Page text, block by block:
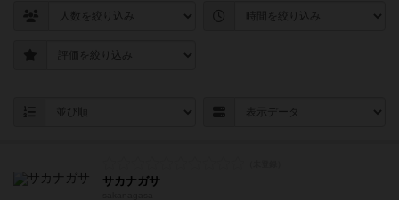
サカナガサ